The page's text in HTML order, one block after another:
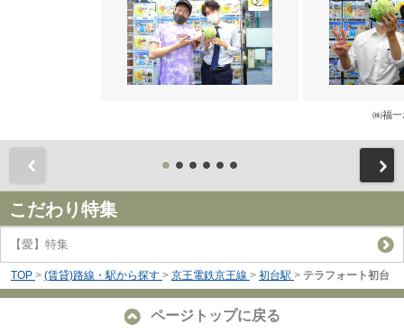
㈱福一
こだわり特集
【愛】特集
TOP > (賃貸)路線・駅から探す > 京王電鉄京王線 > 初台駅 > テラフォート初台
ページトップに戻る